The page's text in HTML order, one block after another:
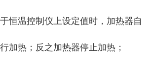
恒温控制仪上设定值时，加热器自
加热；反之加热器停止加热；